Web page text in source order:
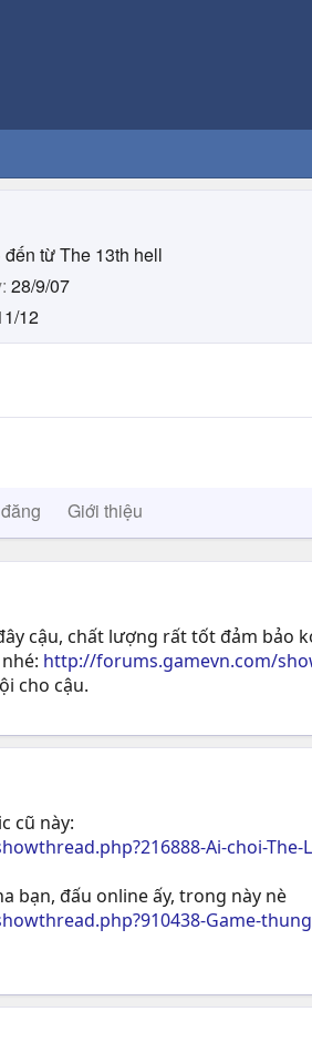
đến từThe 13th hell
28/9/07
12
Giới thiệu
cậu, chất lượng rất tốt đảm
http://forums.gamevn.com/
cho cậu.
cũ này:
Ai-choi-The-
bạn, đấu online ấy, trong này nè
Game-